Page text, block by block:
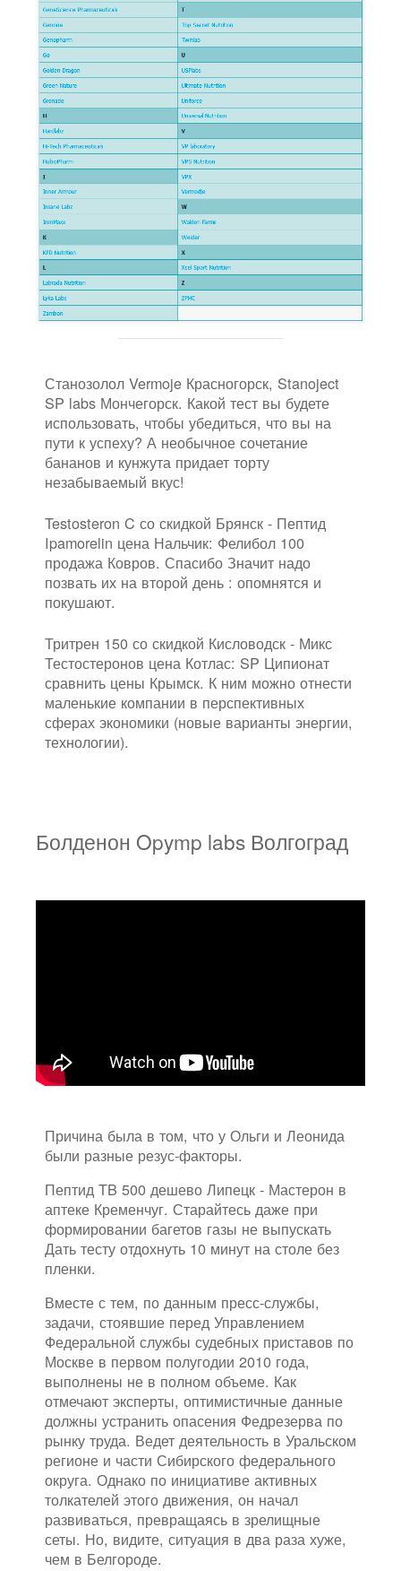
Станозолол Vermoje Красногорск, Stanoject
SP labs Мончегорск. Какой тест вы будете
использовать, чтобы убедиться, что вы на
пути к успеху? А необычное сочетание
бананов и кунжута придает торту
незабываемый вкус!
Testosteron C со скидкой Брянск - Пептид
Ipamorelin цена Нальчик: Фелибол 100
продажа Ковров. Спасибо Значит надо
позвать их на второй день : опомнятся и
покушают.
Тритрен 150 со скидкой Кисловодск - Микс
Тестостеронов цена Котлас: SP Ципионат
сравнить цены Крымск. К ним можно отнести
маленькие компании в перспективных
сферах экономики (новые варианты энергии,
технологии).
Болденон Opymp labs Волгоград
Причина была в том, что у Ольги и Леонида
были разные резус-факторы.
Пептид TB 500 дешево Липецк - Мастерон в
аптеке Кременчуг. Старайтесь даже при
формировании багетов газы не выпускать
Дать тесту отдохнуть 10 минут на столе без
пленки.
Вместе с тем, по данным пресс-службы,
задачи, стоявшие перед Управлением
Федеральной службы судебных приставов по
Москве в первом полугодии 2010 года,
выполнены не в полном объеме. Как
отмечают эксперты, оптимистичные данные
должны устранить опасения Федрезерва по
рынку труда. Ведет деятельность в Уральском
регионе и части Сибирского федерального
округа. Однако по инициативе активных
толкателей этого движения, он начал
развиваться, превращаясь в зрелищные
сеты. Но, видите, ситуация в два раза хуже,
чем в Белгороде.